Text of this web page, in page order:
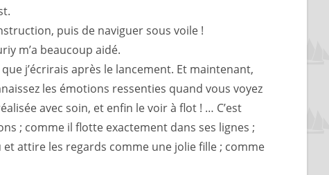
puis de naviguer sous voile !
m’a beaucoup aidé.
j’écrirais après le lancement. Et maintenant,
les émotions ressenties quand vous voyez
avec soin, et enfin le voir à flot ! … C’est
; comme il flotte exactement dans ses lignes ;
et attire les regards comme une jolie fille ; comme